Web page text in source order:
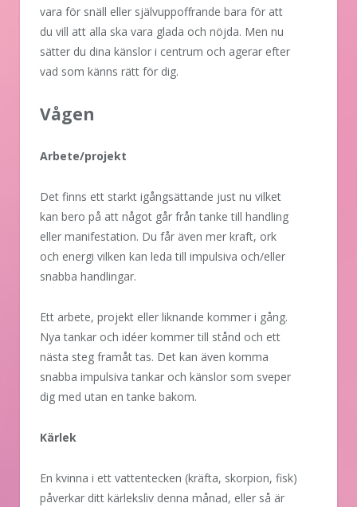
vara för snäll eller självuppoffrande bara för att
du vill att alla ska vara glada och nöjda. Men nu
sätter du dina känslor i centrum och agerar efter
vad som känns rätt för dig.
Vågen
Arbete/projekt
Det finns ett starkt igångsättande just nu vilket
kan bero på att något går från tanke till handling
eller manifestation. Du får även mer kraft, ork
och energi vilken kan leda till impulsiva och/eller
snabba handlingar.
Ett arbete, projekt eller liknande kommer i gång.
Nya tankar och idéer kommer till stånd och ett
nästa steg framåt tas. Det kan även komma
snabba impulsiva tankar och känslor som sveper
dig med utan en tanke bakom.
Kärlek
En kvinna i ett vattentecken (kräfta, skorpion, fisk)
påverkar ditt kärleksliv denna månad, eller så är